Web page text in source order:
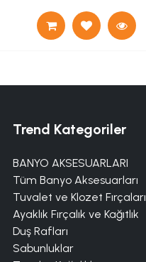
Trend Kategoriler
BANYO AKSESUARLARI
Tüm Banyo Aksesuarları
Tuvalet ve Klozet Fırçaları
Ayaklık Fırçalık ve Kağıtlık
Duş Rafları
Sabunluklar